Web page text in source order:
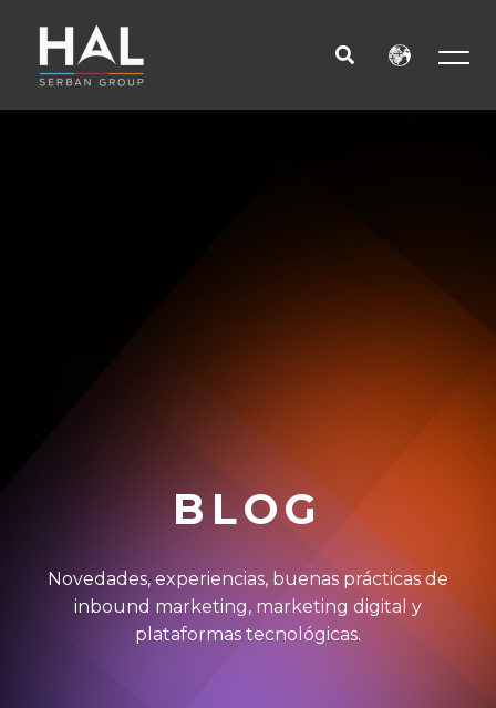
BLOG
Novedades, experiencias, buenas prácticas de
inbound marketing, marketing digital y
plataformas tecnológicas.